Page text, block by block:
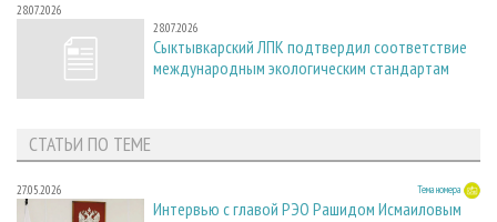
28.07.2026
28.07.2026
Сыктывкарский ЛПК подтвердил соответствие
международным экологическим стандартам
СТАТЬИ ПО ТЕМЕ
27.05.2026 Тема номера
Интервью с главой РЭО Рашидом Исмаиловым